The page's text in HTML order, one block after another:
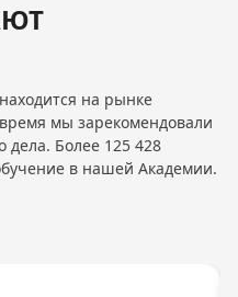
на рынке
мы зарекомендовали
дела. Более 125 428
в нашей Академии.